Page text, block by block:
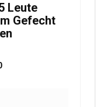
Leute
Gefecht